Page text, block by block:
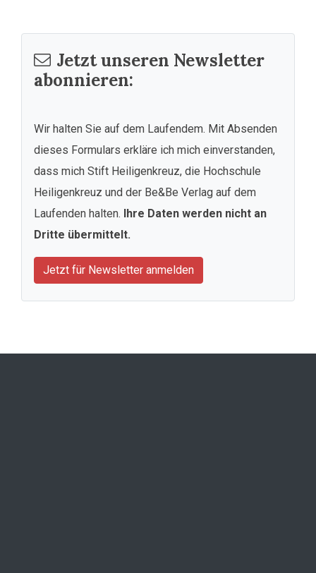
Jetzt unseren Newsletter
abonnieren:
Wir halten Sie auf dem Laufendem. Mit Absenden
dieses Formulars erkläre ich mich einverstanden,
dass mich Stift Heiligenkreuz, die Hochschule
Heiligenkreuz und der Be&Be Verlag auf dem
Laufenden halten. Ihre Daten werden nicht an
Dritte übermittelt.
Jetzt für Newsletter anmelden